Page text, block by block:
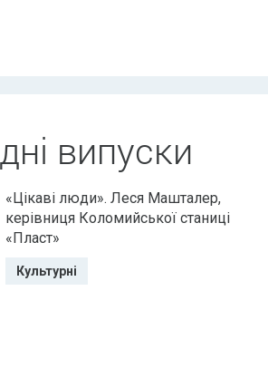
випуски
«Цікаві люди». Леся Машталер,
керівниця Коломийської станиці
«Пласт»
Культурні